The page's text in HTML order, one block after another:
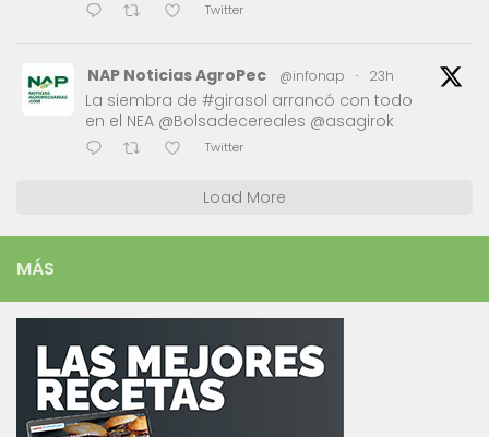
Twitter
NAP Noticias AgroPec @infonap · 23h
La siembra de #girasol arrancó con todo
en el NEA @Bolsadecereales @asagirok
Twitter
Load More
MÁS